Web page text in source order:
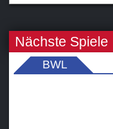
Nächste Spiele
BWL